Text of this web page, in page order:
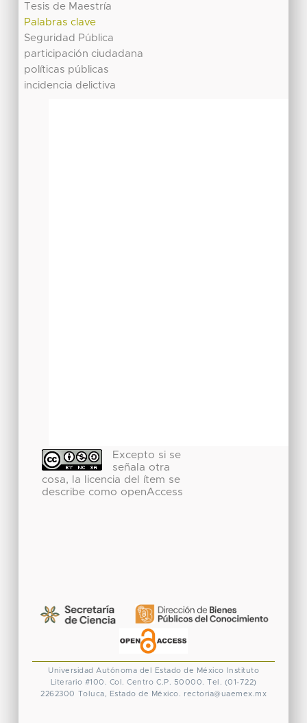
Tesis de Maestría
Palabras clave
Seguridad Pública
participación ciudadana
políticas públicas
incidencia delictiva
Excepto si se
señala otra
cosa, la licencia del ítem se
describe como openAccess
Universidad Autónoma del Estado de México
Instituto
Literario #100. Col. Centro C.P. 50000. Tel. (01-722)
2262300
Toluca, Estado de México. rectoria@uaemex.mx